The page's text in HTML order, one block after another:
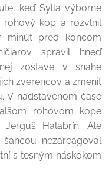
keď Sylla výborne
rohový kop a rozvlnil
minút pred koncom
spravil hneď
zostave v snahe
zverencov a zmeniť
V nadstavenom čase
rohovom kope
Halabrín. Ale
nezareagoval
s tesným náskokom